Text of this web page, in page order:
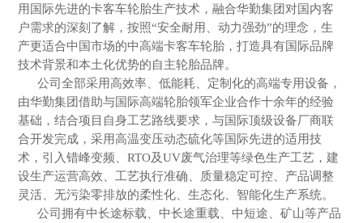
用国际先进的卡客车轮胎生产技术，融合华勤集团对国内客
户需求的深刻了解，按照“安全耐用、动力强劲”的理念，生
产更适合中国市场的中高端卡客车轮胎，打造具有国际品牌
技术背景和本土化优势的自主轮胎品牌。
公司全部采用高效率、低能耗、定制化的高端专用设备，
由华勤集团借助与国际高端轮胎领军企业合作十余年的经验
基础，结合项目自身工艺路线要求，与国际顶级设备厂商联
合开发完成，采用高温变压动态硫化等国际先进的适用技
术，引入错峰变频、RTO及UV废气治理等绿色生产工艺，建
设生产运营高效、工艺执行准确、质量稳定可控、产品调整
灵活、无污染零排放的柔性化、生态化、智能化生产系统。
公司拥有中长途标载、中长途重载、中短途、矿山等产品